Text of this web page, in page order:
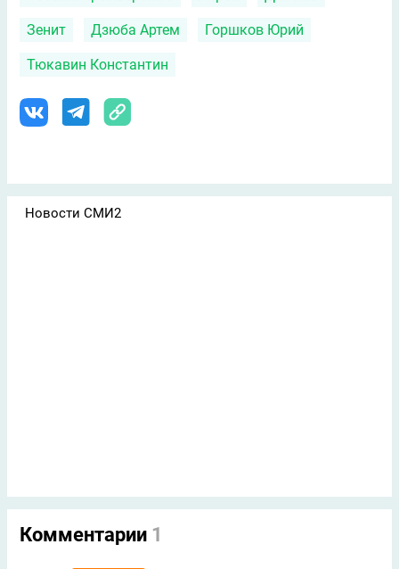
Зенит Дзюба Артем Горшков Юрий
Тюкавин Константин
Новости СМИ2
Комментарии 1